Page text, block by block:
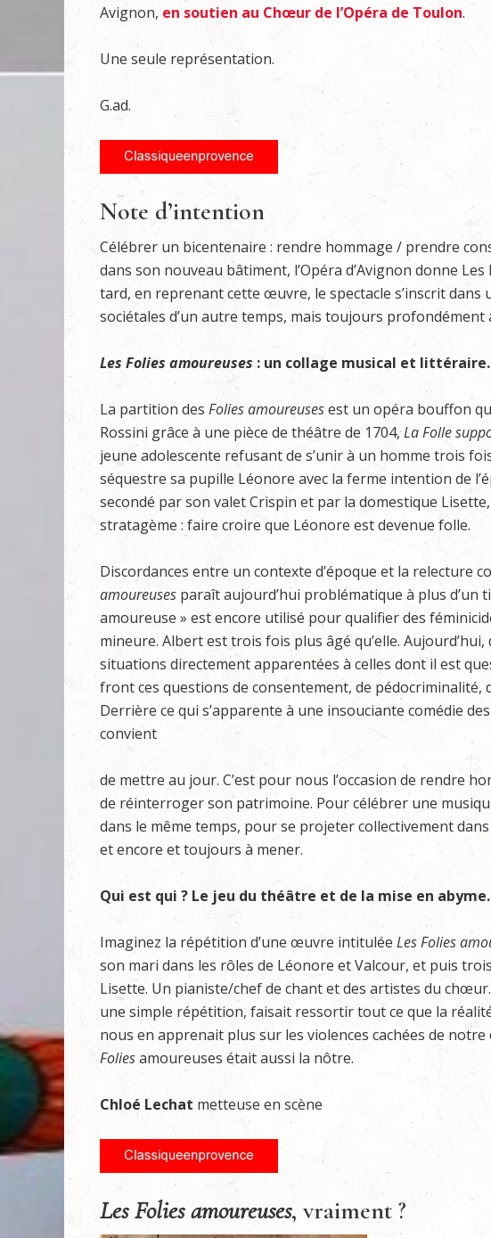
Avignon, en soutien au Chœur de l’Opéra de Toulon.
Une seule représentation.
G.ad.
Note d’intention
Célébrer un bicentenaire : rendre hommage / prendre
dans son nouveau bâtiment, l’Opéra d’Avignon donne
tard, en reprenant cette œuvre, le spectacle s’inscrit
sociétales d’un autre temps, mais toujours
Les Folies amoureuses : un collage musical et littéraire.
La partition des Folies amoureusesest un opéra bouffon
Rossini grâce à une pièce de théâtre de 1704,La Folle
jeune adolescente refusant de s’unir à un homme trois
séquestre sa pupille Léonore avec la ferme intention de
secondé par son valet Crispin et par la domestique
stratagème : faire croire que Léonore est devenue folle.
Discordances entre un contexte d’époque et la relecture
amoureuses paraît aujourd’hui problématique à plus d’un
amoureuse » est encore utilisé pour qualifier des
mineure. Albert est trois fois plus âgé qu’elle.
situations directement apparentées à celles dont il est
front ces questions de consentement, de pédocriminalité,
Derrière ce qui s’apparente à une insouciante comédie
convient
de mettre au jour. C’est pour nous l’occasion de rendre
de réinterroger son patrimoine. Pour célébrer une
dans le même temps, pour se projeter collectivement
et encore et toujours à mener.
Qui est qui ? Le jeu du théâtre et de la mise en abyme.
Imaginez la répétition d’une œuvre intitulée Les Folies
son mari dans les rôles de Léonore et Valcour, et puis
Lisette. Un pianiste/chef de chant et des artistes du chœur.
une simple répétition, faisait ressortir tout ce que la
nous en apprenait plus sur les violences cachées de
Foliesamoureuses était aussi la nôtre.
Chloé Lechat metteuse en scène
Les Folies amoureuses, vraiment ?